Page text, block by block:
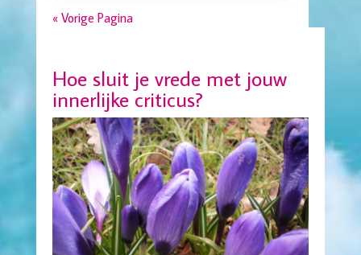
« Vorige Pagina
Hoe sluit je vrede met jouw
innerlijke criticus?